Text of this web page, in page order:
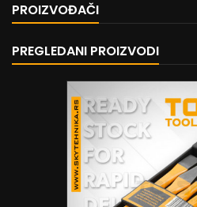
PROIZVOĐAČI
PREGLEDANI PROIZVODI